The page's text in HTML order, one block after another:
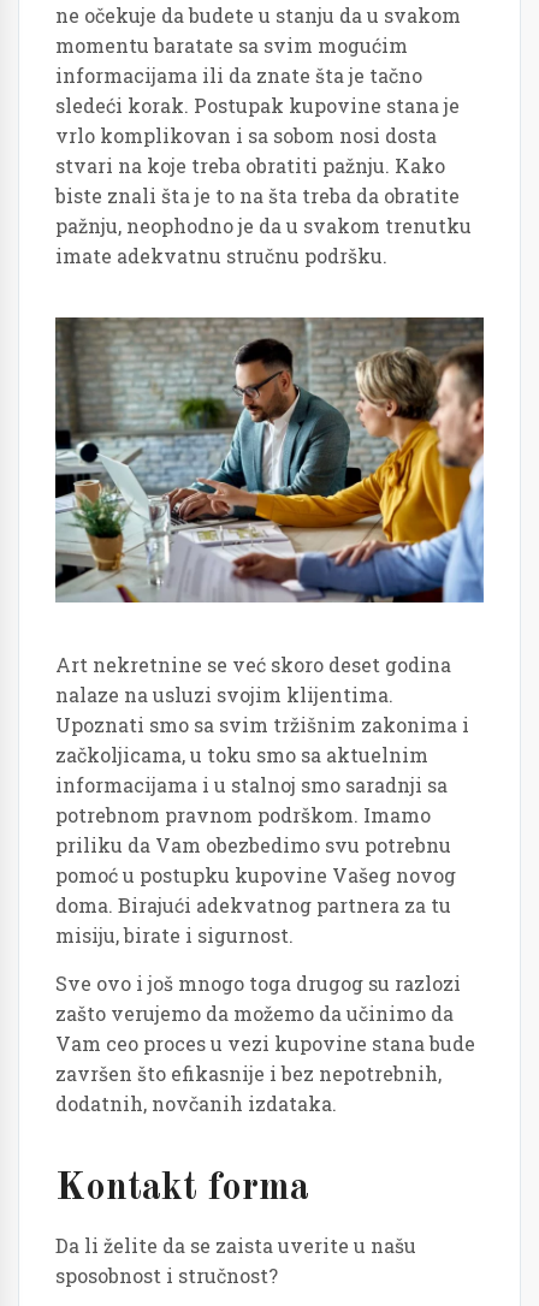
ne očekuje da budete u stanju da u svakom
momentu baratate sa svim mogućim
informacijama ili da znate šta je tačno
sledeći korak. Postupak kupovine stana je
vrlo komplikovan i sa sobom nosi dosta
stvari na koje treba obratiti pažnju. Kako
biste znali šta je to na šta treba da obratite
pažnju, neophodno je da u svakom trenutku
imate adekvatnu stručnu podršku.
Art nekretnine se već skoro deset godina
nalaze na usluzi svojim klijentima.
Upoznati smo sa svim tržišnim zakonima i
začkoljicama, u toku smo sa aktuelnim
informacijama i u stalnoj smo saradnji sa
potrebnom pravnom podrškom. Imamo
priliku da Vam obezbedimo svu potrebnu
pomoć u postupku kupovine Vašeg novog
doma. Birajući adekvatnog partnera za tu
misiju, birate i sigurnost.
Sve ovo i još mnogo toga drugog su razlozi
zašto verujemo da možemo da učinimo da
Vam ceo proces u vezi kupovine stana bude
završen što efikasnije i bez nepotrebnih,
dodatnih, novčanih izdataka.
Kontakt forma
Da li želite da se zaista uverite u našu
sposobnost i stručnost?